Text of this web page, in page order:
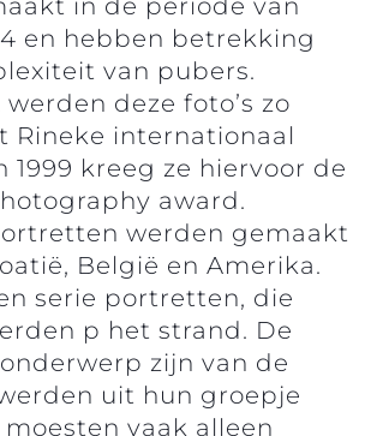
en hebben betrekking
van pubers.
deze foto’s zo
Rineke internationaal
1999 kreeg ze hiervoor de
award.
werden gemaakt
België en Amerika.
serie portretten, die
p het strand. De
zijn van de
uit hun groepje
vaak alleen